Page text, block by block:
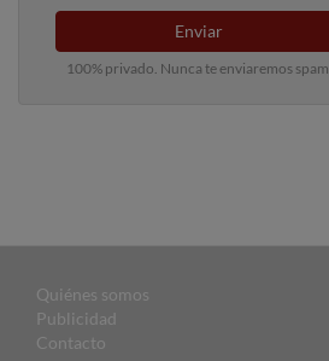
Enviar
100% privado. Nunca te enviaremos spam.
Quiénes somos
Publicidad
Contacto